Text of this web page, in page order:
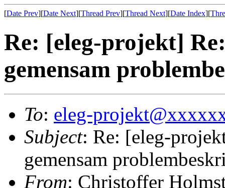
[Date Prev][Date Next][Thread Prev][Thread Next][Date Index][
Re: [eleg-projekt]
gemensam
To: eleg-
Subject: Re: [eleg-
gemensam
From: Christoffer